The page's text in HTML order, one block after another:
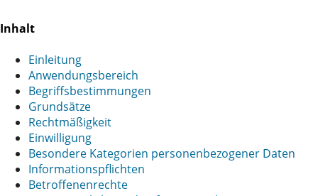
Inhalt
Einleitung
Anwendungsbereich
Begriffsbestimmungen
Grundsätze
Rechtmäßigkeit
Einwilligung
Besondere Kategorien personenbezogener Daten
Informationspflichten
Betroffenenrechte